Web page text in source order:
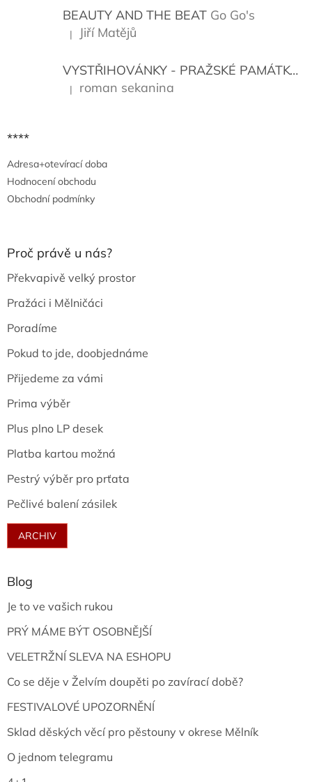
BEAUTY AND THE BEAT Go Go's
Hodnocení produktu je 5 z 5 hvězdiček.
| Jiří Matějů
VYSTŘIHOVÁNKY - PRAŽSKÉ PAMÁTKY
Hodnocení produktu je 5 z 5 hvězdiček.
| roman sekanina
****
Adresa+otevírací doba
Hodnocení obchodu
Obchodní podmínky
Proč právě u nás?
Překvapivě velký prostor
Pražáci i Mělničáci
Poradíme
Pokud to jde, doobjednáme
Přijedeme za vámi
Prima výběr
Plus plno LP desek
Platba kartou možná
Pestrý výběr pro prťata
Pečlivé balení zásilek
ARCHIV
Blog
Je to ve vašich rukou
PRÝ MÁME BÝT OSOBNĚJŠÍ
VELETRŽNÍ SLEVA NA ESHOPU
Co se děje v Želvím doupěti po zavírací době?
FESTIVALOVÉ UPOZORNĚNÍ
Sklad děských věcí pro pěstouny v okrese Mělník
O jednom telegramu